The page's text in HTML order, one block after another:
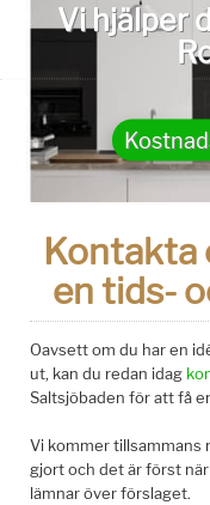
Vi hjälper
Kontakta
en tids-
Oavsett om du har en
ut, kan du redan idag
Saltsjöbaden för att få
Vi kommer tillsammans
gjort och det är först
lämnar över förslaget.